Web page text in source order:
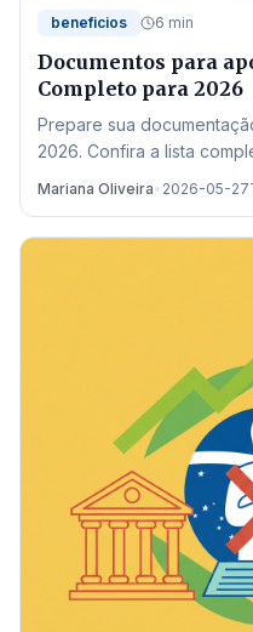
beneficios 6 min
Documentos para
Completo para 2026
Prepare sua
2026. Confira a lista
Mariana Oliveira• 2026-05-